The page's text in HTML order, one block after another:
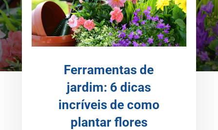
Ferramentas de
jardim: 6 dicas
incríveis de como
plantar flores